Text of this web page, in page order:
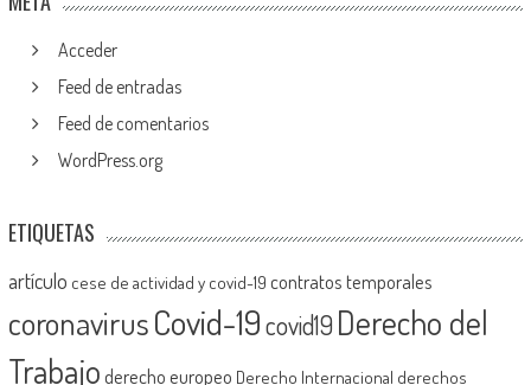
Acceder
Feed de entradas
Feed de comentarios
WordPress.org
ETIQUETAS
artículo cese de actividad y covid-19 contratos temporales
coronavirusCovid-19covid19 Derecho del
Trabajoderecho europeo Derecho Internacional derechos